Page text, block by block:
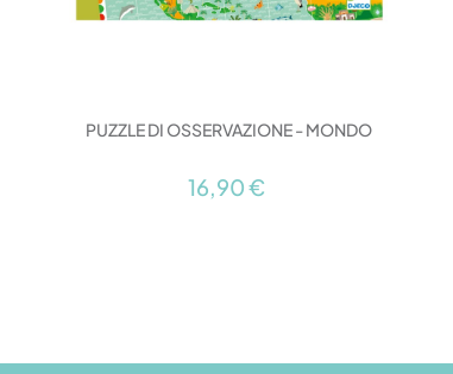
PUZZLE DI OSSERVAZIONE - MONDO
16,90 €